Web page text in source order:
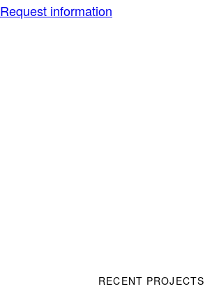
Request information
RECENT PROJECTS